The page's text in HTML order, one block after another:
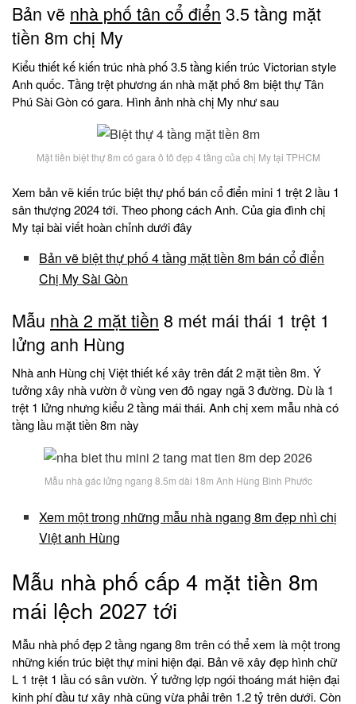
Bản vẽ nhà phố tân cổ điển 3.5 tầng mặt
tiền 8m chị My
Kiểu thiết kế kiến trúc nhà phố 3.5 tầng kiến trúc Victorian style
Anh quốc. Tầng trệt phương án nhà mặt phố 8m biệt thự Tân
Phú Sài Gòn có gara. Hình ảnh nhà chị My như sau
Mặt tiền biệt thự 8m có gara ô tô đẹp 4 tầng của chị My tại TPHCM
Xem bản vẽ kiến trúc biệt thự phố bán cổ điển mini 1 trệt 2 lầu 1
sân thượng 2024 tới. Theo phong cách Anh. Của gia đình chị
My tại bài viết hoàn chỉnh dưới đây
Bản vẽ biệt thự phố 4 tầng mặt tiền 8m bán cổ điển
Chị My Sài Gòn
Mẫu nhà 2 mặt tiền 8 mét mái thái 1 trệt 1
lửng anh Hùng
Nhà anh Hùng chị Việt thiết kế xây trên đất 2 mặt tiền 8m. Ý
tưởng xây nhà vườn ở vùng ven đô ngay ngã 3 đường. Dù là 1
trệt 1 lửng nhưng kiểu 2 tầng mái thái. Anh chị xem mẫu nhà có
tầng lầu mặt tiền 8m này
Mẫu nhà gác lửng ngang 8.5m dài 18m Anh Hùng Bình Phước
Xem một trong những mẫu nhà ngang 8m đẹp nhì chị
Việt anh Hùng
Mẫu nhà phố cấp 4 mặt tiền 8m
mái lệch 2027 tới
Mẫu nhà phố đẹp 2 tầng ngang 8m trên có thể xem là một trong
những kiến trúc biệt thự mini hiện đại. Bản vẽ xây đẹp hình chữ
L 1 trệt 1 lầu có sân vườn. Ý tưởng lợp ngói thoáng mát hiện đại
kinh phí đầu tư xây nhà cũng vừa phải trên 1.2 tỷ trên dưới. Còn